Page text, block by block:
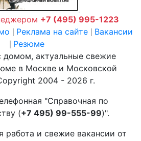
+7 (495) 995-1223
Реклама на сайте Вакансии
Резюме
домом, актуальные свежие
в Москве и Московской
2004 - 2026 г.
"Справочная по
(+7 495) 99-555-99)".
работа и свежие вакансии от